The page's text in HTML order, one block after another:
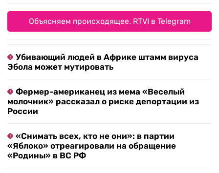
Объясняем происходящее. RTVI в Telegram
Убивающий людей в Африке штамм вируса
Эбола может мутировать
Фермер-американец из мема «Веселый
молочник» рассказал о риске депортации из
России
«Снимать всех, кто не они»: в партии
«Яблоко» отреагировали на обращение
«Родины» в ВС РФ